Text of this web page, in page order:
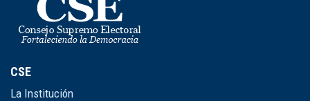
CSE
La Institución